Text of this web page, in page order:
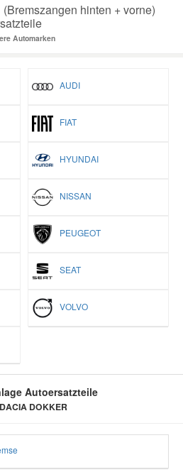
hinten + vorne)
Automarken
AUDI
FIAT
HYUNDAI
NISSAN
PEUGEOT
SEAT
VOLVO
Autoersatzteile
DOKKER